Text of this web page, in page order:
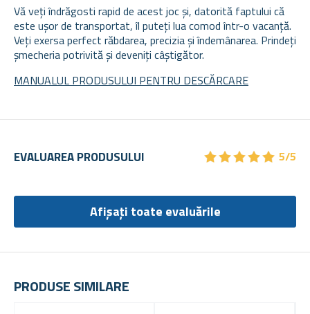
Vă veți îndrăgosti rapid de acest joc și, datorită faptului că
este ușor de transportat, îl puteți lua comod într-o vacanță.
Veți exersa perfect răbdarea, precizia și îndemânarea. Prindeți
șmecheria potrivită și deveniți câștigător.
MANUALUL PRODUSULUI PENTRU DESCĂRCARE
PRODUSE SIMILARE
EVALUAREA PRODUSULUI ★★★★★
★★★★★ 5/5
Afișați toate evaluările